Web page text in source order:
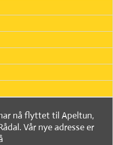
nå flyttet til Apeltun,
Vår nye adresse er